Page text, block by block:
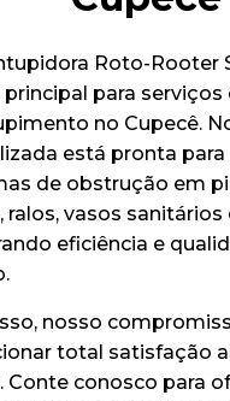
Roto-Rooter
principal para serviços
no Cupecê.
está pronta para
de obstrução em
ralos, vasos
eficiência e
nosso
total satisfação
Conte conosco para